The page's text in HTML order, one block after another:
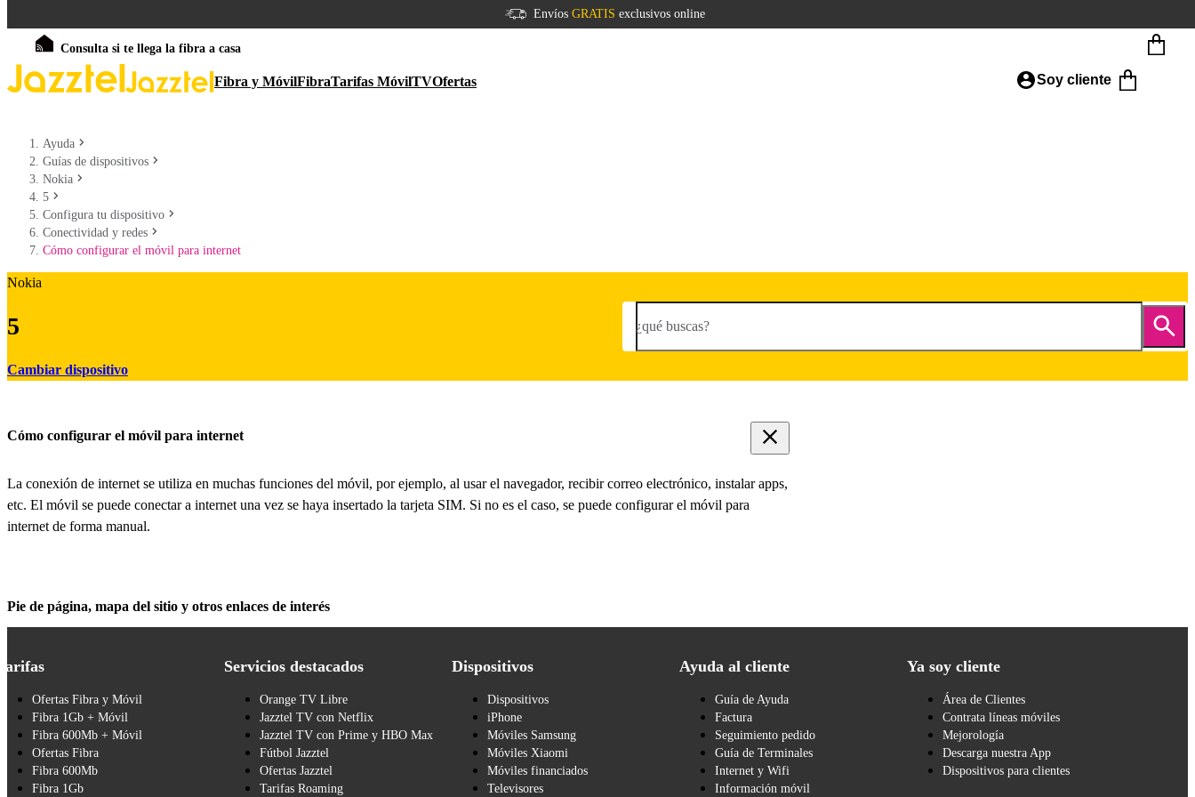
Envíos GRATIS exclusivos online
Consulta si te llega la fibra a casa
Fibra y MóvilFibraTarifas MóvilTVOfertas Soy cliente
Ayuda
Guías de dispositivos
Nokia
5
Configura tu dispositivo
Conectividad y redes
Cómo configurar el móvil para internet
Nokia
5
Cambiar dispositivo
¿qué buscas?
Cómo configurar el móvil para internet
La conexión de internet se utiliza en muchas funciones del móvil, por ejemplo, al usar el navegador, recibir correo electrónico, instalar apps,
etc. El móvil se puede conectar a internet una vez se haya insertado la tarjeta SIM. Si no es el caso, se puede configurar el móvil para
internet de forma manual.
Pie de página, mapa del sitio y otros enlaces de interés
Ofertas Fibra y Móvil
Fibra 1Gb + Móvil
Fibra 600Mb + Móvil
Ofertas Fibra
Fibra 600Mb
Fibra 1Gb
Servicios destacados
Orange TV Libre
Jazztel TV con Netflix
Jazztel TV con Prime y HBO Max
Fútbol Jazztel
Ofertas Jazztel
Tarifas Roaming
Dispositivos
Dispositivos
iPhone
Móviles Samsung
Móviles Xiaomi
Móviles financiados
Televisores
Ayuda al cliente
Guía de Ayuda
Factura
Seguimiento pedido
Guía de Terminales
Internet y Wifi
Información móvil
Ya soy cliente
Área de Clientes
Contrata líneas móviles
Mejorología
Descarga nuestra App
Dispositivos para clientes